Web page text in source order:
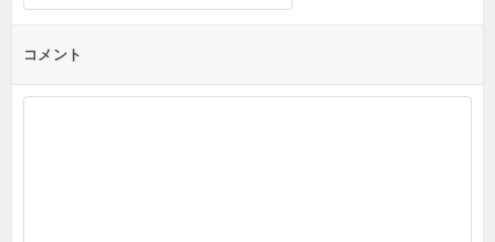
コメント